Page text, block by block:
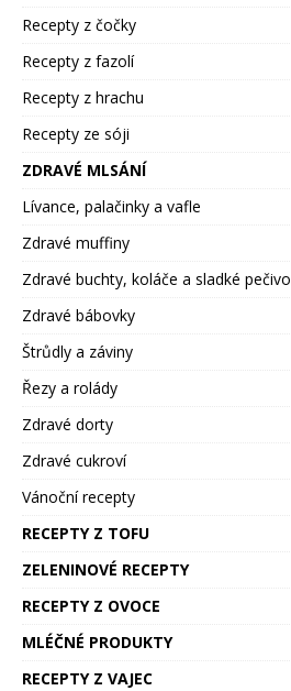
Recepty z čočky
Recepty z fazolí
Recepty z hrachu
Recepty ze sóji
ZDRAVÉ MLSÁNÍ
Lívance, palačinky a vafle
Zdravé muffiny
Zdravé buchty, koláče a sladké pečivo
Zdravé bábovky
Štrůdly a záviny
Řezy a rolády
Zdravé dorty
Zdravé cukroví
Vánoční recepty
RECEPTY Z TOFU
ZELENINOVÉ RECEPTY
RECEPTY Z OVOCE
MLÉČNÉ PRODUKTY
RECEPTY Z VAJEC